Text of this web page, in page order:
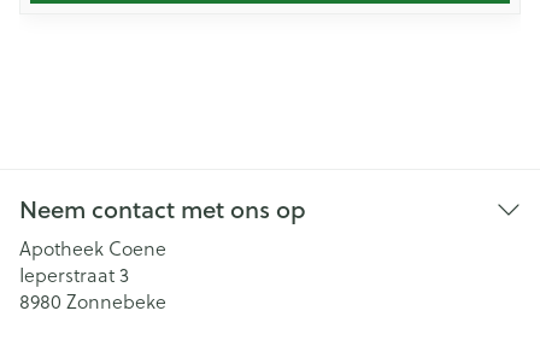
Neem contact met ons op
Apotheek Coene
Ieperstraat 3
8980 Zonnebeke